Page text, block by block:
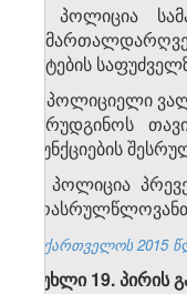
2. პოლიცია
აქტების
3. პოლიციელი
წარუდგინოს
ფუნქციების
4. პოლიცია
საქართველოს 2015
მუხლი 19. პირის